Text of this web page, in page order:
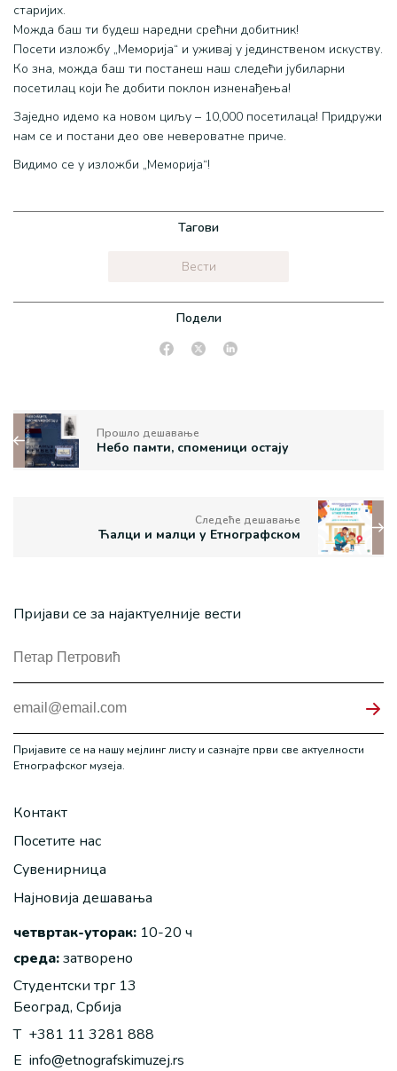
старијих.
Можда баш ти будеш наредни срећни добитник!
Посети изложбу „Меморија“ и уживај у јединственом искуству.
Ко зна, можда баш ти постанеш наш следећи јубиларни
посетилац који ће добити поклон изненађења!
Заједно идемо ка новом циљу – 10,000 посетилаца! Придружи
нам се и постани део ове невероватне приче.
Видимо се у изложби „Меморија“!
Тагови
Вести
Подели
Прошло дешавање
Небо памти, споменици остају
Следеће дешавање
Ћалци и малци у Етнографском
Пријави се за најактуелније вести
Пријавите се на нашу мејлинг листу и сазнајте први све актуелности
Етнографског музеја.
Контакт
Посетите нас
Сувенирница
Најновија дешавања
четвртак-уторак: 10-20 ч
среда:затворено
Студентски трг 13
Београд, Србија
T +381 11 3281 888
E info@etnografskimuzej.rs